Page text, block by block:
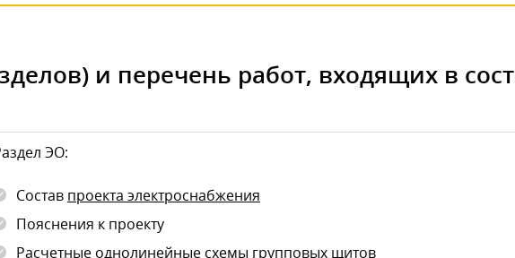
и перечень работ, входящих в
ЭО:
Состав проекта электроснабжения
Пояснения к проекту
Расчетные однолинейные схемы групповых щитов